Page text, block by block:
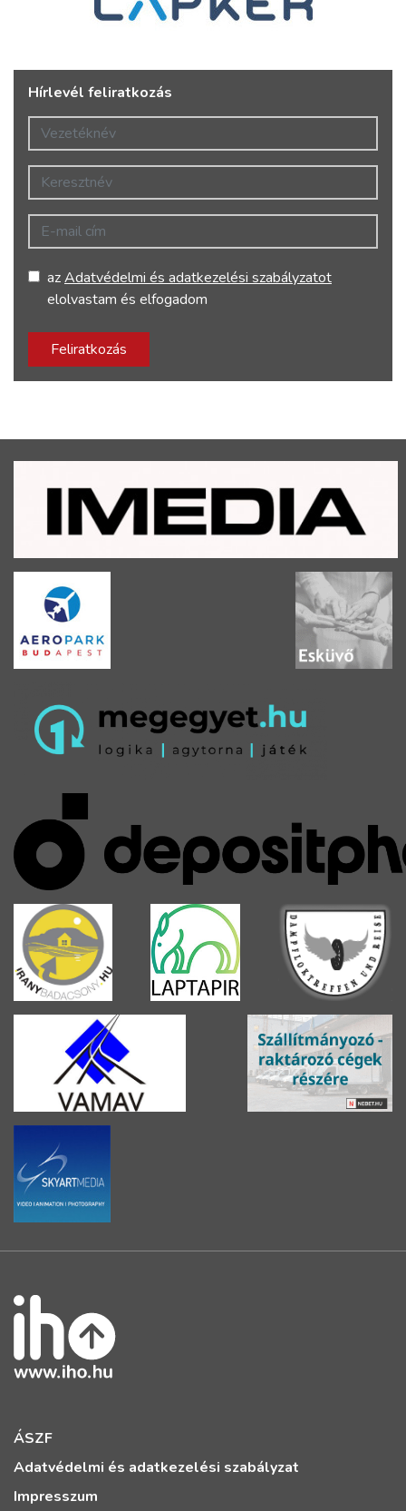
Hírlevél feliratkozás
Vezetéknév
Keresztnév
E-mail cím
azAdatvédelmi és adatkezelési szabályzatot
elolvastam és elfogadom
Feliratkozás
ÁSZF
Adatvédelmi és adatkezelési szabályzat
Impresszum